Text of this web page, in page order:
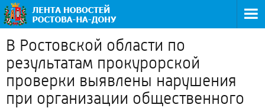
В Ростовской области по
результатам прокурорской
проверки выявлены нарушения
при организации общественного